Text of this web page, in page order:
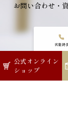
公式オンライン
ショップ
公式オンライン
ショップ
お問い合わせ・
営業時